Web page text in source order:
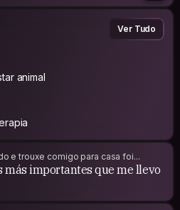
Ver Tudo
animal
e trouxe comigo para casa foi...
más importantes que me llevo